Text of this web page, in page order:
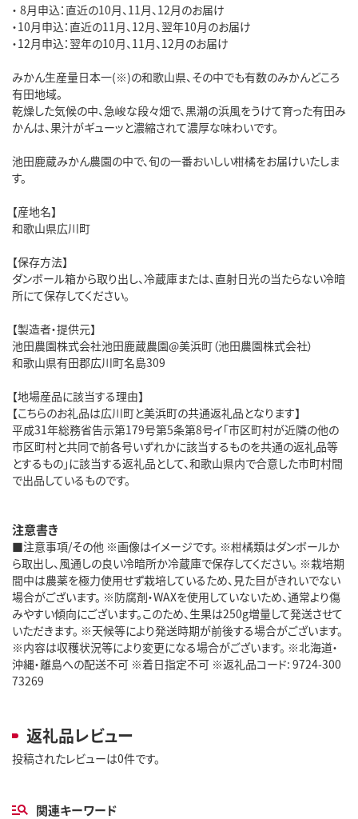
・ 8月申込：直近の10月、11月、12月のお届け
・10月申込：直近の11月、12月、翌年10月のお届け
・12月申込：翌年の10月、11月、12月のお届け
みかん生産量日本一(※)の和歌山県、その中でも有数のみかんどころ
有田地域。
乾燥した気候の中、急峻な段々畑で、黒潮の浜風をうけて育った有田み
かんは、果汁がギューッと濃縮されて濃厚な味わいです。
池田鹿蔵みかん農園の中で、旬の一番おいしい柑橘をお届けいたしま
す。
【産地名】
和歌山県広川町
【保存方法】
ダンボール箱から取り出し、冷蔵庫または、直射日光の当たらない冷暗
所にて保存してください。
【製造者・提供元】
池田農園株式会社池田鹿蔵農園@美浜町（池田農園株式会社）
和歌山県有田郡広川町名島309
【地場産品に該当する理由】
【こちらのお礼品は広川町と美浜町の共通返礼品となります】
平成31年総務省告示第179号第5条第8号イ「市区町村が近隣の他の
市区町村と共同で前各号いずれかに該当するものを共通の返礼品等
とするもの」に該当する返礼品として、和歌山県内で合意した市町村間
で出品しているものです。
注意書き
■注意事項/その他 ※画像はイメージです。 ※柑橘類はダンボールか
ら取出し、風通しの良い冷暗所か冷蔵庫で保存してください。 ※栽培期
間中は農薬を極力使用せず栽培しているため、見た目がきれいでない
場合がございます。 ※防腐剤・WAXを使用していないため、通常より傷
みやすい傾向にございます。このため、生果は250g増量して発送させて
いただきます。 ※天候等により発送時期が前後する場合がございます。
※内容は収穫状況等により変更になる場合がございます。 ※北海道・
沖縄・離島への配送不可 ※着日指定不可 ※返礼品コード: 9724-300
73269
返礼品レビュー
投稿されたレビューは0件です。
関連キーワード